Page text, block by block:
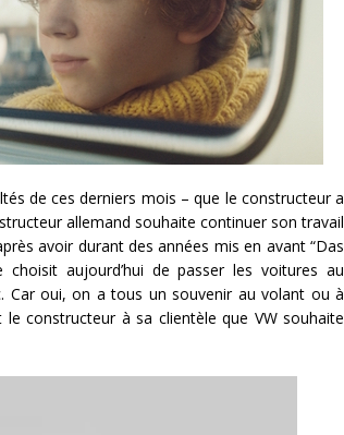
de ces derniers mois – que le constructeur a
allemand souhaite continuer son travail
avoir durant des années mis en avant “Das
aujourd’hui de passer les voitures au
Car oui, on a tous un souvenir au volant ou à
le constructeur à sa clientèle que VW souhaite